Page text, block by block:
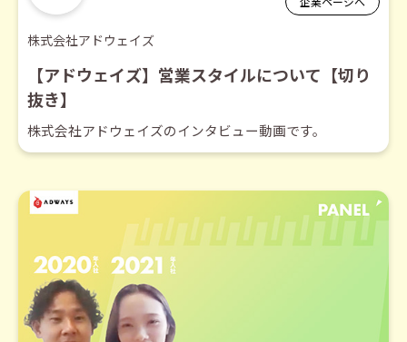
株式会社アドウェイズ
【アドウェイズ】営業スタイルについて【切り
抜き】
株式会社アドウェイズのインタビュー動画です。